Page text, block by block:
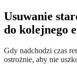
Usuwanie
do kolejnego
Gdy nadchodzi czas
ostrożnie, aby nie